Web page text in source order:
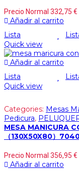
Precio Normal 332,75 €
Añadir al carrito
Lista
Quick view
Añadir al carrito
Lista
Quick view
Categories: Mesas
Pedicura,
MESA MANICURA
（130X50X80）
Precio Normal 356,95 €
Añadir al carrito